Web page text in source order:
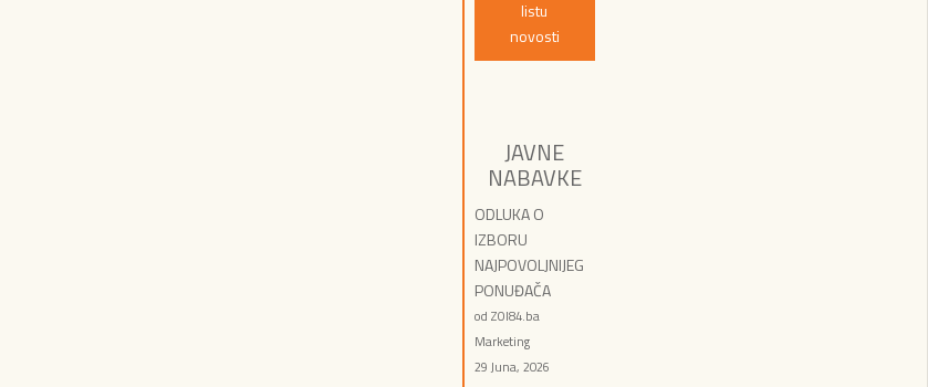
listu
novosti
JAVNE
NABAVKE
ODLUKA O
IZBORU
NAJPOVOLJNIJEG
PONUĐAČA
od ZOI84.ba
Marketing
29 Juna, 2026